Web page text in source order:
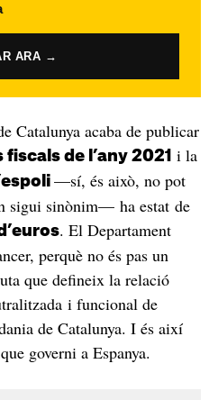
ARA →
Catalunya acaba de publicar
fiscals de l’any 2021 i la
—sí, és això, no pot
sigui sinònim— ha estat de
. El Departament
perquè no és pas un
que defineix la relació
i funcional de
de Catalunya. I és així
governi a Espanya.